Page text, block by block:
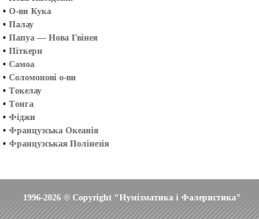
• О-ви Кука
• Палау
• Папуа — Нова Гвінея
• Піткерн
• Самоа
• Соломонові о-ви
• Токелау
• Тонга
• Фіджи
• Французська Океанія
• Французськая Полінезія
1996-2026 © Copyright "Нумізматика і Фалеристика"